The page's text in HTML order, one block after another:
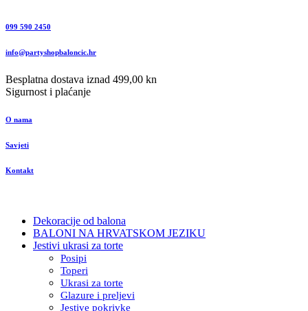
099 590 2450
info@partyshopbaloncic.hr
Besplatna dostava iznad 499,00 kn
Sigurnost i plaćanje
O nama
Savjeti
Kontakt
Dekoracije od balona
BALONI NA HRVATSKOM JEZIKU
Jestivi ukrasi za torte
Posipi
Toperi
Ukrasi za torte
Glazure i preljevi
Jestive pokrivke